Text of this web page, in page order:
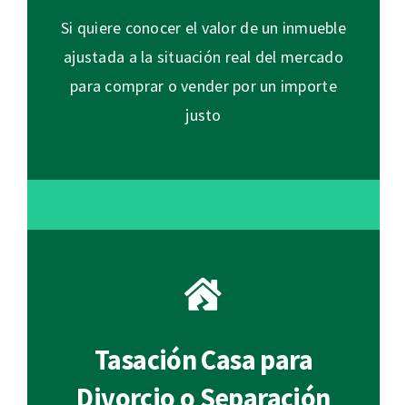
Si quiere conocer el valor de un inmueble
ajustada a la situación real del mercado
para comprar o vender por un importe
justo
Tasación Casa para
Divorcio o Separación